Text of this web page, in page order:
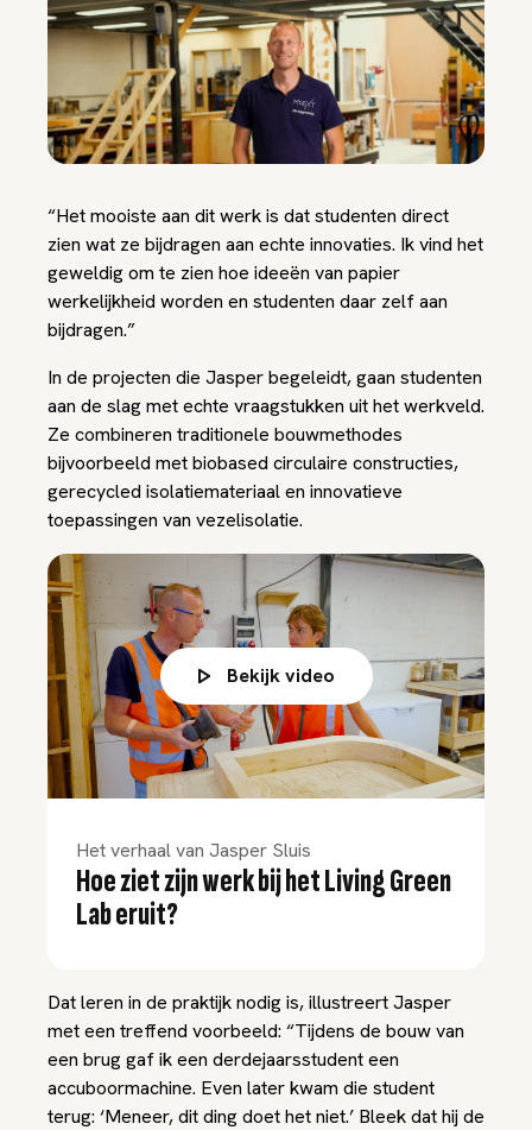
“Het mooiste aan dit werk is dat studenten direct
zien wat ze bijdragen aan echte innovaties. Ik vind het
geweldig om te zien hoe ideeën van papier
werkelijkheid worden en studenten daar zelf aan
bijdragen.”
In de projecten die Jasper begeleidt, gaan studenten
aan de slag met echte vraagstukken uit het werkveld.
Ze combineren traditionele bouwmethodes
bijvoorbeeld met biobased circulaire constructies,
gerecycled isolatiemateriaal en innovatieve
toepassingen van vezelisolatie.
Bekijk video
Het verhaal van Jasper Sluis
Hoe ziet zijn werk bij het Living Green
Lab eruit?
Dat leren in de praktijk nodig is, illustreert Jasper
met een treffend voorbeeld: “Tijdens de bouw van
een brug gaf ik een derdejaarsstudent een
accuboormachine. Even later kwam die student
terug: ‘Meneer, dit ding doet het niet.’ Bleek dat hij de